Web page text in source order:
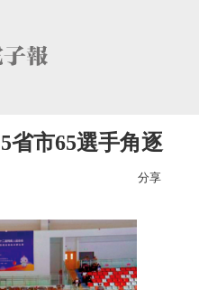
省市65選手角逐
分享